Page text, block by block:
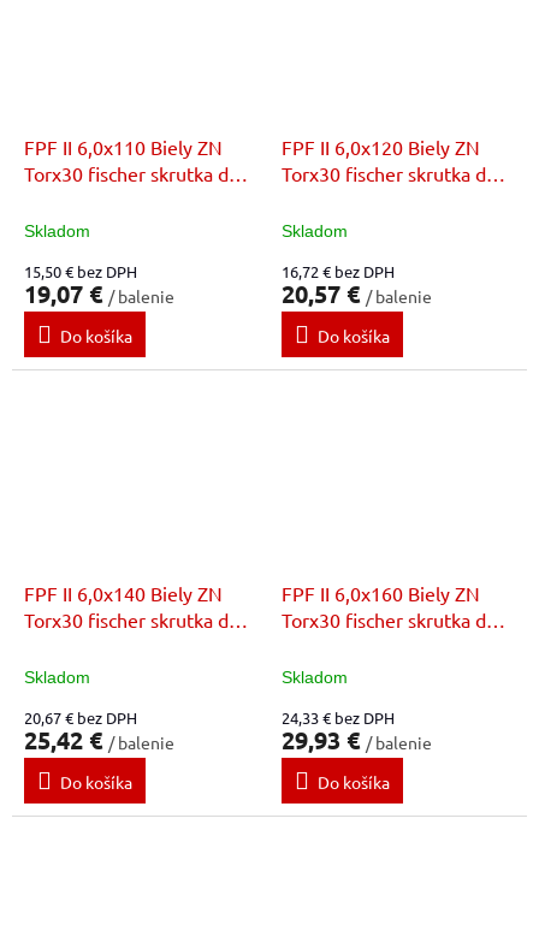
FPF II 6,0x110 Biely ZN
Torx30 fischer skrutka do
Skladom
15,50 € bez DPH
19,07 € / balenie
Do košíka
FPF II 6,0x120 Biely ZN
Torx30 fischer skrutka do
Skladom
16,72 € bez DPH
20,57 € / balenie
Do košíka
FPF II 6,0x140 Biely ZN
Torx30 fischer skrutka do
Skladom
20,67 € bez DPH
25,42 € / balenie
Do košíka
FPF II 6,0x160 Biely ZN
Torx30 fischer skrutka do
Skladom
24,33 € bez DPH
29,93 € / balenie
Do košíka